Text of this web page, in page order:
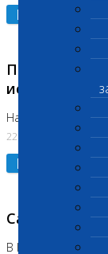
Подробнее
На Нагорной. Код
22.07.2026
Подробнее
Санитарные
В Коломне